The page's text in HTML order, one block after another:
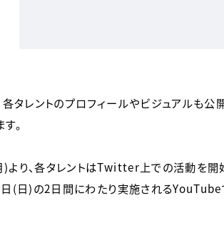
各タレントのプロフィールやビジュアルも公開
。
より、各タレントはTwitter上での活動を開
日(日)の2日間にわたり実施される